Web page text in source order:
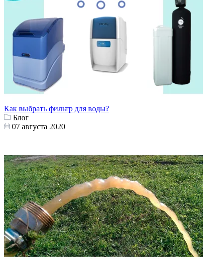
Как выбрать фильтр для воды?
Блог
07 августа 2020